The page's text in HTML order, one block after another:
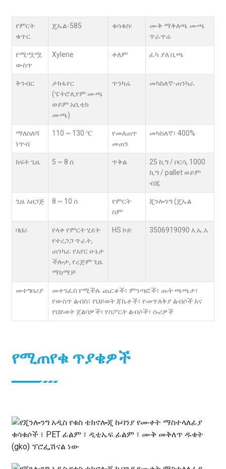
የምርት
ቁጥር.
ጄኤል-585 ቁሳቁስ፡
ሙቅ ማቅለጫ ሙጫ
ጥራጥሬ
የሚሟሟ
ውስጥ
Xylene ቀለም ፈካ ያለ ቢጫ
ቅንብር
ታክፋየር
(ፔትሮሊየም ሙጫ
ወይም አቢቲክ
ሙጫ)
ጥንካሬ መካከለኛ-ጠንካራ
ማለስለሻ
ነጥብ
110 ~ 130 ℃
የመለጠጥ
መጠን
መካከለኛ፣ 400%
ክፍት ጊዜ 5 ~ 8 ሰ ጥቅል
25 ኪግ / ቦርሳ, 1000
ኪግ / pallet ወይም
ብጁ
ጊዜ አዘጋጅ 8 ~ 10 ሰ
የምርት
ስም
ጂንሎንግ (ጄኤል
ባህሪ
የላቀ የምርት ሂደት
የተረጋጋ ጥራት,
ጠንካራ የአየር ሁኔታ
ችሎታ, የረጅም ጊዜ
ማከማቻ
HS ኮድ 3506919090 እ.ኤ.አ
መተግበሪያ
መተንፈስ የሚችሉ ጨርቆች፣ ምንጣፎች፣ ጡት ጫጫታ፣
የውስጥ ልብስ፣ የህይወት ጃኬቶች፣ የመጥለቅያ ልብሶች እና
የህይወት ጀልባዎች፣ የስፖርት ልብሶች፣ ሱሪዎች
የሚጠየቁ ጥያቄዎች